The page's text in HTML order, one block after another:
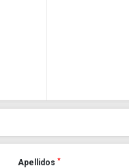
Apellidos *